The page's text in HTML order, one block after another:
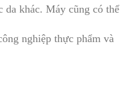
da khác. Máy cũng có thể
nghiệp thực phẩm và